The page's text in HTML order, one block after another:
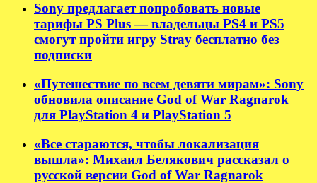
Sony предлагает попробовать новые
тарифы PS Plus — владельцы PS4 и PS5
смогут пройти игру Stray бесплатно без
подписки
«Путешествие по всем девяти мирам»: Sony
обновила описание God of War Ragnarok
для PlayStation 4 и PlayStation 5
«Все стараются, чтобы локализация
вышла»: Михаил Белякович рассказал о
русской версии God of War Ragnarok